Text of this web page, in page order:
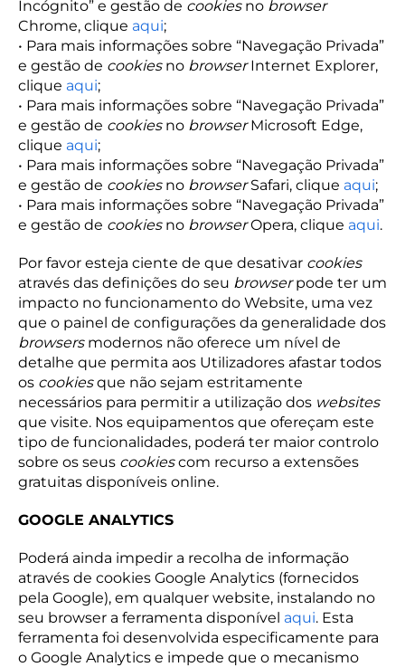
Incógnito” e gestão de cookiesno browser
Chrome, clique aqui;
• Para mais informações sobre “Navegação Privada”
e gestão de cookiesno browserInternet Explorer,
clique aqui;
• Para mais informações sobre “Navegação Privada”
e gestão de cookiesno browserMicrosoft Edge,
clique aqui;
• Para mais informações sobre “Navegação Privada”
e gestão de cookiesno browserSafari, clique aqui;
• Para mais informações sobre “Navegação Privada”
e gestão de cookiesno browserOpera, clique aqui.
Por favor esteja ciente de que desativar cookies
através das definições do seu browserpode ter um
impacto no funcionamento do Website, uma vez
que o painel de configurações da generalidade dos
browsersmodernos não oferece um nível de
detalhe que permita aos Utilizadores afastar todos
os cookiesque não sejam estritamente
necessários para permitir a utilização dos websites
que visite. Nos equipamentos que ofereçam este
tipo de funcionalidades, poderá ter maior controlo
sobre os seus cookiescom recurso a extensões
gratuitas disponíveis online.
GOOGLE ANALYTICS
Poderá ainda impedir a recolha de informação
através de cookies Google Analytics (fornecidos
pela Google), em qualquer website, instalando no
seu browser a ferramenta disponível aqui. Esta
ferramenta foi desenvolvida especificamente para
o Google Analytics e impede que o mecanismo